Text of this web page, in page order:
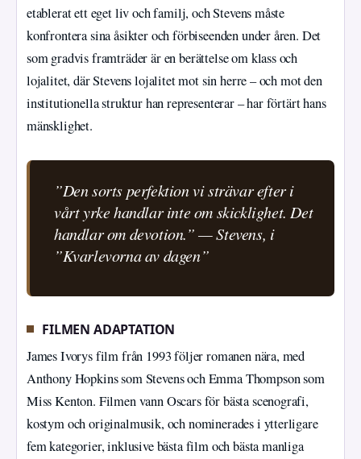
etablerat ett eget liv och familj, och Stevens måste
konfrontera sina åsikter och förbiseenden under åren. Det
som gradvis framträder är en berättelse om klass och
lojalitet, där Stevens lojalitet mot sin herre – och mot den
institutionella struktur han representerar – har förtärt hans
mänsklighet.
”Den sorts perfektion vi strävar efter i
vårt yrke handlar inte om skicklighet. Det
handlar om devotion.” — Stevens, i
”Kvarlevorna av dagen”
FILMEN ADAPTATION
James Ivorys film från 1993 följer romanen nära, med
Anthony Hopkins som Stevens och Emma Thompson som
Miss Kenton. Filmen vann Oscars för bästa scenografi,
kostym och originalmusik, och nominerades i ytterligare
fem kategorier, inklusive bästa film och bästa manliga